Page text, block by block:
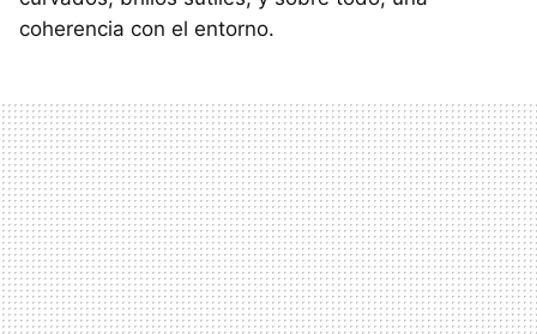
coherencia con el entorno.